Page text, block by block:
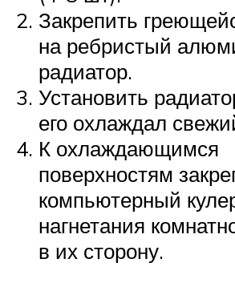
Закрепить
на ребристый
радиатор.
Установить
его охлаждал
К охлаждающимся
поверхностям
компьютерный
нагнетания
в их сторону.